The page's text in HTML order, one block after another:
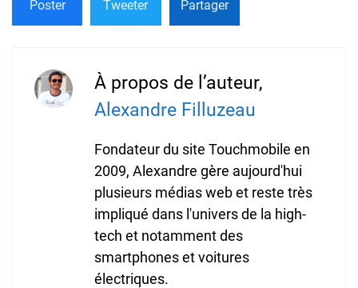
Poster Tweeter Partager
À propos de l’auteur,
Alexandre Filluzeau
Fondateur du site Touchmobile en
2009, Alexandre gère aujourd'hui
plusieurs médias web et reste très
impliqué dans l'univers de la high-
tech et notamment des
smartphones et voitures
électriques.